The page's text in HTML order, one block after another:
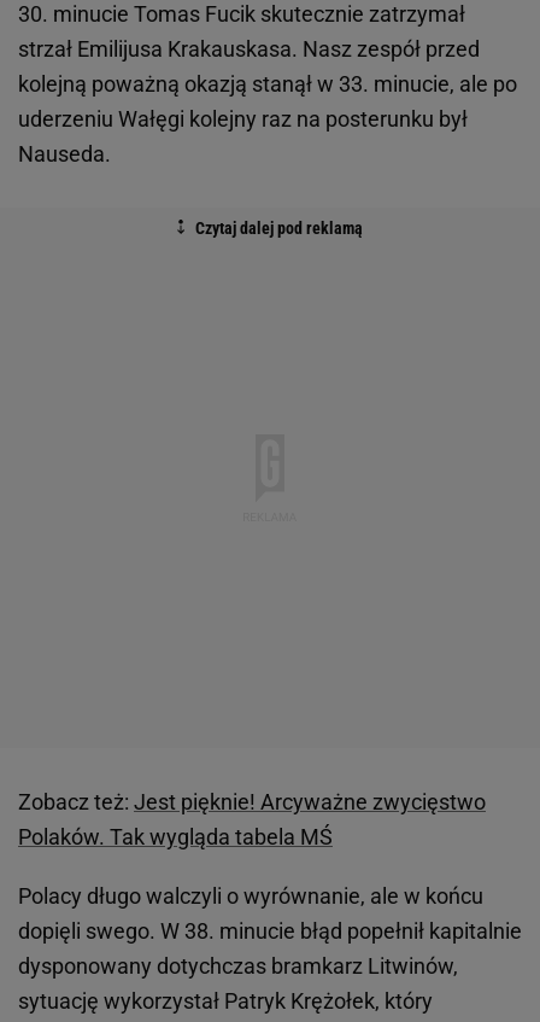
30. minucie Tomas Fucik skutecznie zatrzymał
strzał Emilijusa Krakauskasa. Nasz zespół przed
kolejną poważną okazją stanął w 33. minucie, ale po
uderzeniu Wałęgi kolejny raz na posterunku był
Nauseda.
Zobacz też: Jest pięknie! Arcyważne zwycięstwo
Polaków. Tak wygląda tabela MŚ
Polacy długo walczyli o wyrównanie, ale w końcu
dopięli swego. W 38. minucie błąd popełnił kapitalnie
dysponowany dotychczas bramkarz Litwinów,
sytuację wykorzystał Patryk Krężołek, który